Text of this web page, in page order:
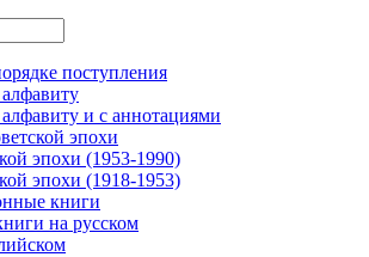
поступления
и с аннотациями
эпохи
эпохи (1953-1990)
эпохи (1918-1953)
книги
на русском